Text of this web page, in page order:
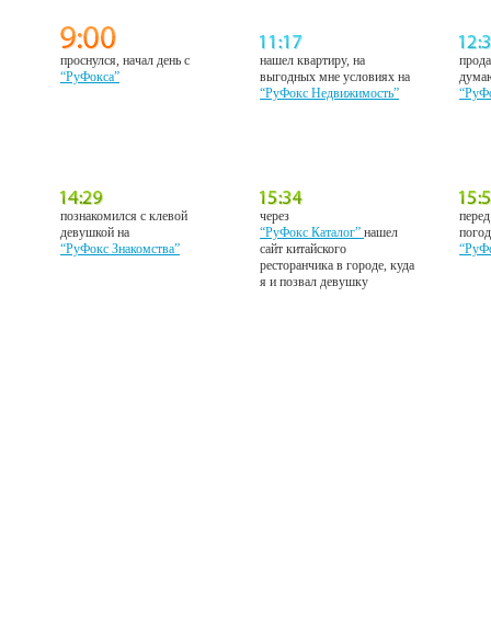
проснулся, начал день с
“РуФокса”
нашел квартиру, на
выгодных мне условиях на
“РуФокс Недвижимость”
познакомился с клевой
девушкой на
“РуФокс Знакомства”
через
“РуФокс Каталог”нашел
сайт китайского
ресторанчика в городе, куда
я и позвал девушку